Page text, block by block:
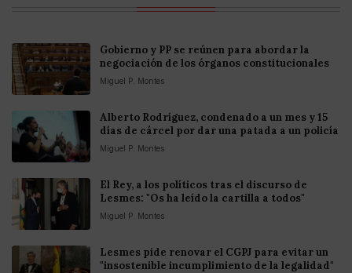
Gobierno y PP se reúnen para abordar la
negociación de los órganos constitucionales
Miguel P. Montes
Alberto Rodríguez, condenado a un mes y 15
días de cárcel por dar una patada a un policía
Miguel P. Montes
El Rey, a los políticos tras el discurso de
Lesmes: "Os ha leído la cartilla a todos"
Miguel P. Montes
Lesmes pide renovar el CGPJ para evitar un
"insostenible incumplimiento de la legalidad"